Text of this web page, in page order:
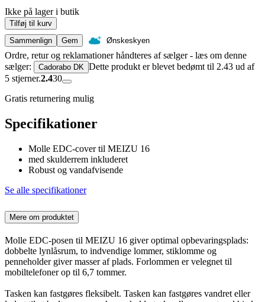
Ikke på lager i butik
Tilføj til kurv
Sammenlign
Gem Ønskeskyen
Ordre, retur og reklamationer håndteres af sælger - læs om denne
sælger:
Cadorabo DK Dette produkt er blevet bedømt til 2.43 ud af
5 stjerner.2.430
Gratis returnering mulig
Specifikationer
Molle EDC-cover til MEIZU 16
med skulderrem inkluderet
Robust og vandafvisende
Se alle specifikationer
Mere om produktet
Molle EDC-posen til MEIZU 16 giver optimal opbevaringsplads:
dobbelte lynlåsrum, to indvendige lommer, stiklomme og
penneholder giver masser af plads. Forlommen er velegnet til
mobiltelefoner op til 6,7 tommer.
Tasken kan fastgøres fleksibelt. Tasken kan fastgøres vandret eller